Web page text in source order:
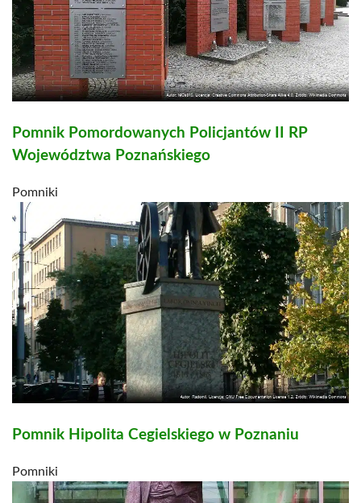
Pomnik Pomordowanych Policjantów II RP
Województwa Poznańskiego
Pomniki
Pomnik Hipolita Cegielskiego w Poznaniu
Pomniki